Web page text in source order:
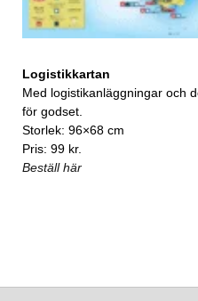
Logistikkartan
Med logistikanläggningar och
för godset.
Storlek: 96×68 cm
Pris: 99 kr.
Beställ här